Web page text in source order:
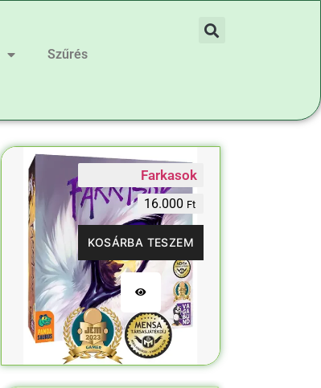
Szűrés
Farkasok
16.000 Ft
KOSÁRBA TESZEM